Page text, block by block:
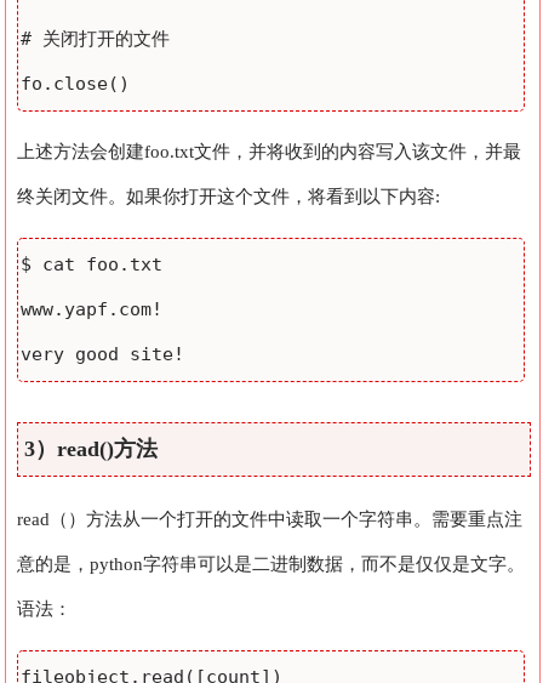
# 关闭打开的文件
上述方法会创建foo.txt文件，并将收到的内容写入该文件，并最
终关闭文件。如果你打开这个文件，将看到以下内容:
$ cat foo.txt
www.yapf.com!
3）read()方法
read（）方法从一个打开的文件中读取一个字符串。需要重点注
意的是，python字符串可以是二进制数据，而不是仅仅是文字。
语法：